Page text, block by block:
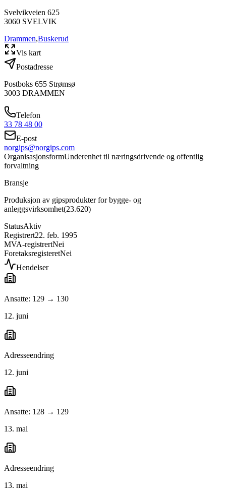
Svelvikveien 625
3060 SVELVIK
Drammen,Buskerud
Vis kart
Postadresse
Postboks 655 Strømsø
3003 DRAMMEN
Telefon
33 78 48 00
E-post
norgips@norgips.com
OrganisasjonsformUnderenhet til næringsdrivende og offentlig
forvaltning
Bransje
Produksjon av gipsprodukter for bygge- og
anleggsvirksomhet(23.620)
StatusAktiv
Registrert22. feb. 1995
MVA-registrertNei
ForetaksregisteretNei
Hendelser
Ansatte: 129 → 130
12. juni
Adresseendring
12. juni
Ansatte: 128 → 129
13. mai
Adresseendring
13. mai